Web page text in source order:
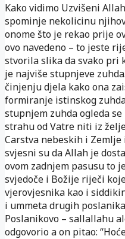
Kako vidimo Uzvišeni
spominje nekolicinu
onome što je rekao prije
ovo navedeno – to jeste
stvorila slika da svako pri
je najviše stupnjeve
činjenju djela kako ona
formiranje istinskog
stupnjem zuhda ogleda
strahu od Vatre niti iz
Carstva nebeskih i
svjesni su da Allah je
ovom zadnjem pasusu to
svjedoče i Božije riječi
vjerovjesnika kao i
i ummeta drugih
Poslanikovo – sallallahu
odgovorio a on pitao: